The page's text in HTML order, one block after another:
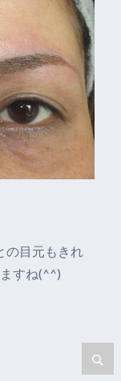
の目元もきれ
すね(^^)